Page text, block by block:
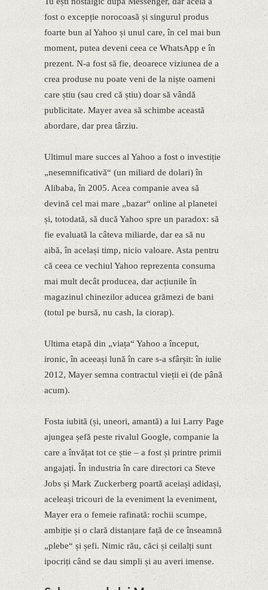
fost o excepție norocoasă și singurul produs
foarte bun al Yahoo și unul care, în cel mai bun
moment, putea deveni ceea ce WhatsApp e în
prezent. N-a fost să fie, deoarece viziunea de a
crea produse nu poate veni de la niște oameni
care știu (sau cred că știu) doar să vândă
publicitate. Mayer avea să schimbe această
abordare, dar prea târziu.
Ultimul mare succes al Yahoo a fost o investiție
„nesemnificativă“ (un miliard de dolari) în
Alibaba, în 2005. Acea companie avea să
devină cel mai mare „bazar“ online al planetei
și, totodată, să ducă Yahoo spre un paradox: să
fie evaluată la câteva miliarde, dar ea să nu
aibă, în același timp, nicio valoare. Asta pentru
că ceea ce vechiul Yahoo reprezenta consuma
mai mult decât producea, dar acțiunile în
magazinul chinezilor aducea grămezi de bani
(totul pe bursă, nu cash, la ciorap).
Ultima etapă din „viața“ Yahoo a început,
ironic, în aceeași lună în care s-a sfârșit: în iulie
2012, Mayer semna contractul vieții ei (de până
acum).
Fosta iubită (și, uneori, amantă) a lui Larry Page
ajungea șefă peste rivalul Google, companie la
care a învățat tot ce știe – a fost și printre primii
angajați. În industria în care directori ca Steve
Jobs și Mark Zuckerberg poartă aceiași adidași,
aceleași tricouri de la eveniment la eveniment,
Mayer era o femeie rafinată: rochii scumpe,
ambiție și o clară distanțare față de ce înseamnă
„plebe“ și șefi. Nimic rău, căci și ceilalți sunt
ipocriți când se dau simpli și au averi imense.